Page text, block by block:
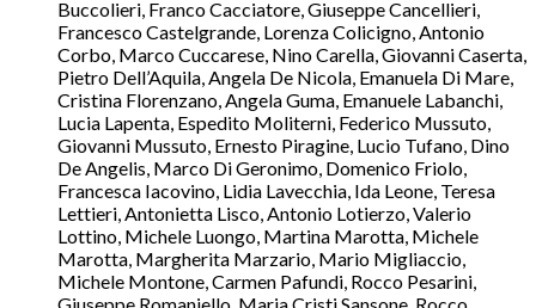
Buccolieri, Franco Cacciatore, Giuseppe Cancellieri,
Francesco Castelgrande, Lorenza Colicigno, Antonio
Corbo, Marco Cuccarese, Nino Carella, Giovanni Caserta,
Pietro Dell’Aquila, Angela De Nicola, Emanuela Di Mare,
Cristina Florenzano, Angela Guma, Emanuele Labanchi,
Lucia Lapenta, Espedito Moliterni, Federico Mussuto,
Giovanni Mussuto, Ernesto Piragine, Lucio Tufano, Dino
De Angelis, Marco Di Geronimo, Domenico Friolo,
Francesca Iacovino, Lidia Lavecchia, Ida Leone, Teresa
Lettieri, Antonietta Lisco, Antonio Lotierzo, Valerio
Lottino, Michele Luongo, Martina Marotta, Michele
Marotta, Margherita Marzario, Mario Migliaccio,
Michele Montone, Carmen Pafundi, Rocco Pesarini,